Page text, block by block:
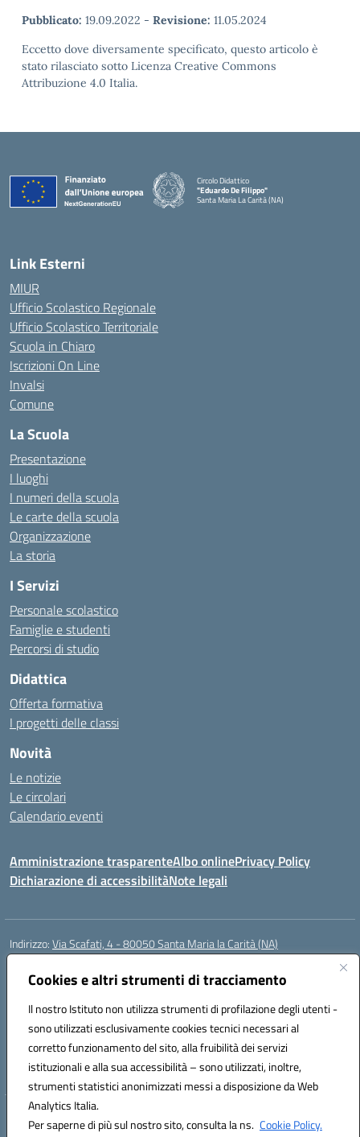
Cookies e altri strumenti di tracciamento
Il nostro Istituto non utilizza strumenti di profilazione degli utenti -
sono utilizzati esclusivamente cookies tecnici necessari al
corretto funzionamento del sito, alla fruibilità dei servizi
istituzionali e alla sua accessibilità – sono utilizzati, inoltre,
strumenti statistici anonimizzati messi a disposizione da Web
Analytics Italia.
Per saperne di più sul nostro sito, consulta la ns. Cookie Policy.
Pubblicato: 19.09.2022 - Revisione: 11.05.2024
Eccetto dove diversamente specificato, questo articolo è
stato rilasciato sotto Licenza Creative Commons
Attribuzione 4.0 Italia.
Circolo Didattico
"Eduardo De Filippo"
Santa Maria La Carità (NA)
Link Esterni
MIUR
Ufficio Scolastico Regionale
Ufficio Scolastico Territoriale
Scuola in Chiaro
Iscrizioni On Line
Invalsi
Comune
La Scuola
Presentazione
I luoghi
I numeri della scuola
Le carte della scuola
Organizzazione
La storia
I Servizi
Personale scolastico
Famiglie e studenti
Percorsi di studio
Didattica
Offerta formativa
I progetti delle classi
Novità
Le notizie
Le circolari
Calendario eventi
Amministrazione trasparenteAlbo onlinePrivacy Policy
Dichiarazione di accessibilitàNote legali
Indirizzo:Via Scafati, 4 - 80050 Santa Maria la Carità (NA)
Centralino:
Posta elettronica certificata (PEC):NAEE21900T@pec.istruzione.it
Codice fiscale: 90016250632
Codice meccanografico:NAEE21900T
Codice Indice delle Pubbliche Amministrazioni (IPA): istsc_naee21900t
Codice unico di fatturazione (CUF): UFZ0X6
Hosting & Powered by 3D Solution S.r.l.